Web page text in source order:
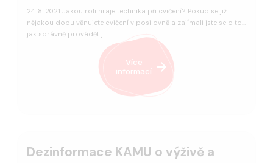
24. 8. 2021 Jakou roli hraje technika při cvičení? Pokud se již
nějakou dobu věnujete cvičení v posilovně a zajímali jste se o to,
jak správně provádět j…
Více
informací
Dezinformace KAMU o výživě a